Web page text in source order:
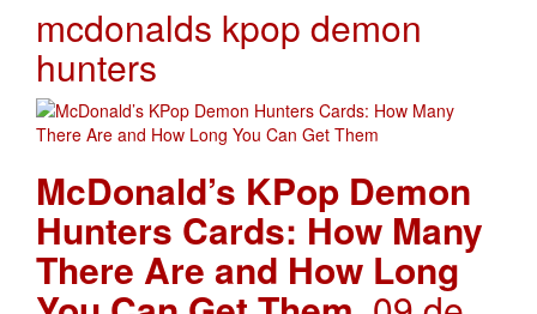
mcdonalds kpop demon
hunters
McDonald’s KPop Demon
Hunters Cards: How Many
There Are and How Long